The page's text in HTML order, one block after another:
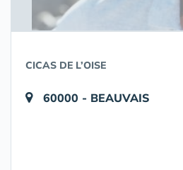
CICAS DE L’OISE
60000 - BEAUVAIS